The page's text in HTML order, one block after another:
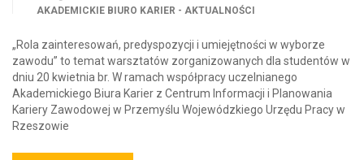
AKADEMICKIE BIURO KARIER - AKTUALNOŚCI
„Rola zainteresowań, predyspozycji i umiejętności w wyborze
zawodu” to temat warsztatów zorganizowanych dla studentów w
dniu 20 kwietnia br. W ramach współpracy uczelnianego
Akademickiego Biura Karier z Centrum Informacji i Planowania
Kariery Zawodowej w Przemyślu Wojewódzkiego Urzędu Pracy w
Rzeszowie